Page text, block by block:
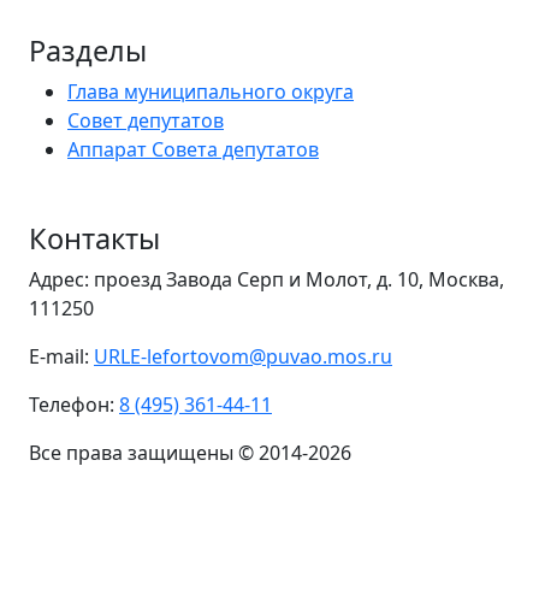
Разделы
Глава муниципального округа
Совет депутатов
Аппарат Совета депутатов
Контакты
Адрес: проезд Завода Серп и Молот, д. 10, Москва,
111250
E-mail: URLE-lefortovom@puvao.mos.ru
Телефон: 8 (495) 361-44-11
Все права защищены © 2014-2026